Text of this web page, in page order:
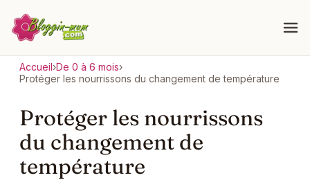
Accueil›De 0 à 6 mois›
Protéger les nourrissons du changement de température
Protéger les nourrissons
du changement de
température